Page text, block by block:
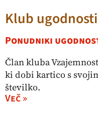
Klub ugodnosti
Ponudniki
Član kluba
ki dobi kartico s
številko.
Več »